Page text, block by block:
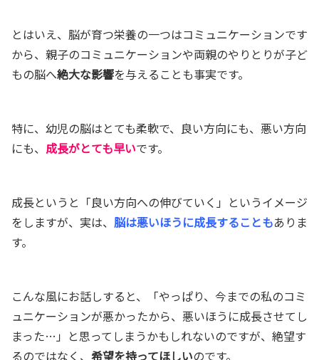
とはいえ、脳が育つ栄養の一つはコミュニケーションです
から、親子のコミュニケーションや両親のやりとりが子ど
もの脳へ絶大な影響を与えることも事実です。
特に、幼児の脳はとても柔軟で、良い方向にも、悪い方向
にも、 成長がとても早いです。
成長というと「良い方向への伸びていく」というイメージ
をしますが、実は、 脳は悪いほうに成長することもありま
す。
こんな風にお話しすると、「やっぱり、今までの私のコミ
ュニケーションが悪かったから、悪いほうに成長させてし
まった…」と思ってしまうかもしれないのですが、絶望す
るのではなく、 希望を持ってほしいのです。